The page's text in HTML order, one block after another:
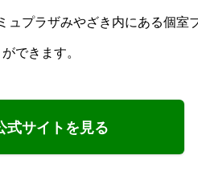
ュプラザみやざき内にある個室
できます。
式サイトを見る